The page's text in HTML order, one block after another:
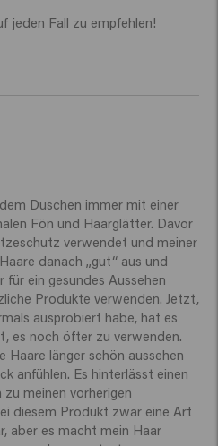
jeden Fall zu empfehlen!
Duschen immer mit einer
Fön und Haarglätter. Davor
verwendet und meiner
danach „gut“ aus und
ein gesundes Aussehen
Produkte verwenden. Jetzt,
ausprobiert habe, hat es
es noch öfter zu verwenden.
Haare länger schön aussehen
anfühlen. Es hinterlässt einen
zu meinen vorherigen
diesem Produkt zwar eine Art
aber es macht mein Haar